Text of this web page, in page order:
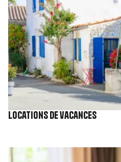
Locations de vacances
Image